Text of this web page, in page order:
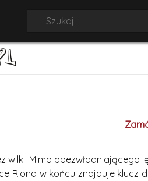
wilki. Mimo obezwładniającego
Riona w końcu znajduje klucz